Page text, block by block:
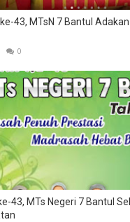
43, MTsN 7 Bantul
0
43, MTs Negeri 7 Bantul